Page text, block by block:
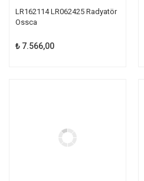
LR162114 LR062425 Radyatör
Ossca
₺ 7.566,00